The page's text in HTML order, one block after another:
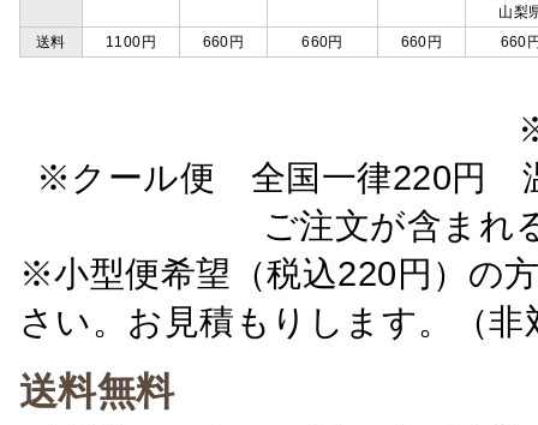
山梨
送料
1100円 660円 660円 660円 660
※クール便 全国一律220円
ご注文が含ま
※小型便希望（税込220円）の
さい。お見積もりします。（非
送料無料